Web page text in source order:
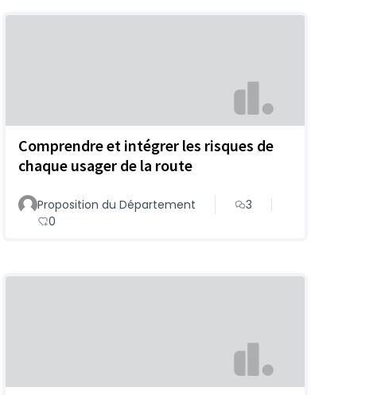
Comprendre et intégrer les risques de
chaque usager de la route
Proposition du Département
3
0